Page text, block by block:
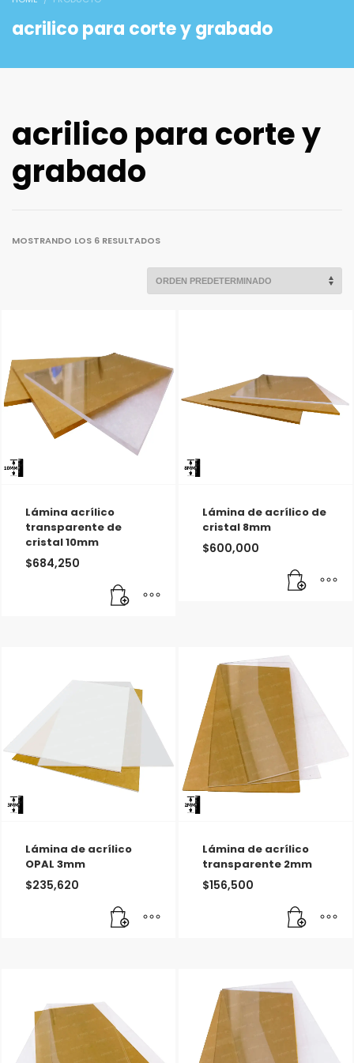
acrilico para corte y grabado
acrilico para corte y
grabado
MOSTRANDO LOS 6 RESULTADOS
Lámina acrílico
transparente de
cristal 10mm
$684,250
Lámina de acrílico de
cristal 8mm
$600,000
Lámina de acrílico
OPAL 3mm
$235,620
Lámina de acrílico
transparente 2mm
$156,500